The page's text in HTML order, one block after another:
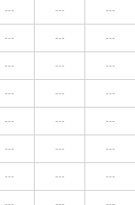
--- --- ---
--- --- ---
--- --- ---
--- --- ---
--- --- ---
--- --- ---
--- --- ---